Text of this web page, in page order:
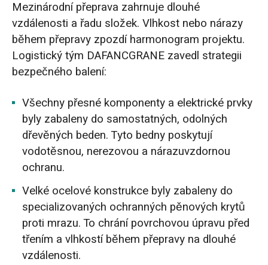
Mezinárodní přeprava zahrnuje dlouhé
vzdálenosti a řadu složek. Vlhkost nebo nárazy
během přepravy zpozdí harmonogram projektu.
Logistický tým DAFANCGRANE zavedl strategii
bezpečného balení:
Všechny přesné komponenty a elektrické prvky
byly zabaleny do samostatných, odolných
dřevěných beden. Tyto bedny poskytují
vodotěsnou, nerezovou a nárazuvzdornou
ochranu.
Velké ocelové konstrukce byly zabaleny do
specializovaných ochranných pěnových krytů
proti mrazu. To chrání povrchovou úpravu před
třením a vlhkostí během přepravy na dlouhé
vzdálenosti.